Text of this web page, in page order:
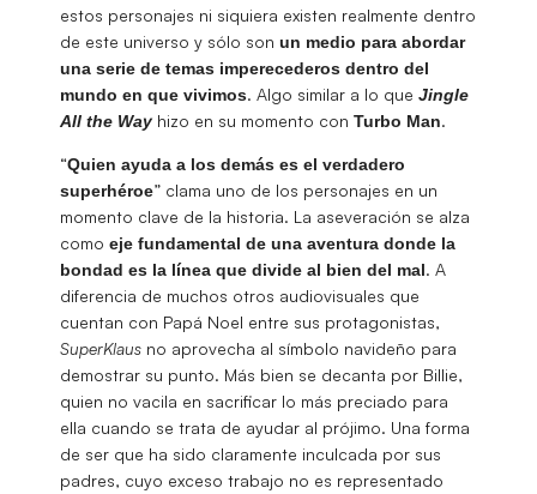
estos personajes ni siquiera existen realmente dentro
de este universo y sólo son un medio para abordar
una serie de temas imperecederos dentro del
mundo en que vivimos. Algo similar a lo que Jingle
All the Way hizo en su momento con Turbo Man.
“Quien ayuda a los demás es el verdadero
superhéroe” clama uno de los personajes en un
momento clave de la historia. La aseveración se alza
como eje fundamental de una aventura donde la
bondad es la línea que divide al bien del mal. A
diferencia de muchos otros audiovisuales que
cuentan con Papá Noel entre sus protagonistas,
SuperKlaus no aprovecha al símbolo navideño para
demostrar su punto. Más bien se decanta por Billie,
quien no vacila en sacrificar lo más preciado para
ella cuando se trata de ayudar al prójimo. Una forma
de ser que ha sido claramente inculcada por sus
padres, cuyo exceso trabajo no es representado